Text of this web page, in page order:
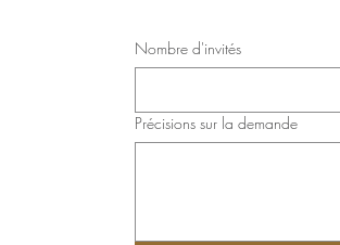
Nombre d'invités
Précisions sur la demande